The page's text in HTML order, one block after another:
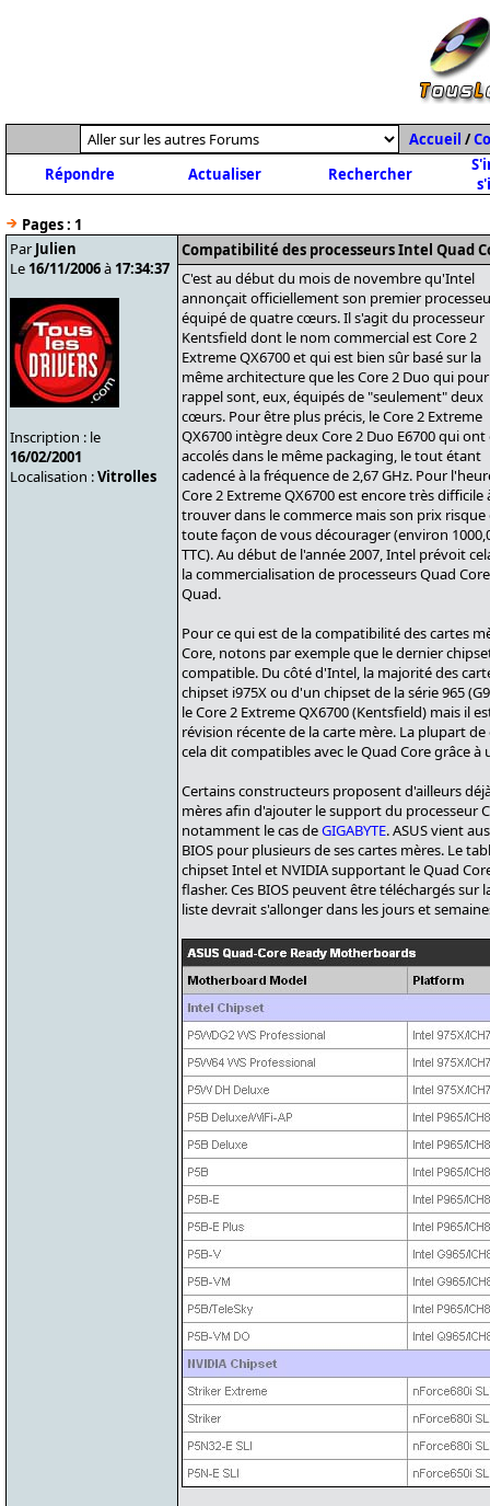
Accueil /
Répondre
Actualiser Rechercher
Pages : 1
Par Julien
Le 16/11/2006à 17:34:37
Inscription : le
16/02/2001
Localisation :Vitrolles
Compatibilité des processeurs Intel Quad
C'est au début du mois de novembre qu'Intel
annonçait officiellement son premier
équipé de quatre cœurs. Il s'agit du processeur
Kentsfield dont le nom commercial est Core 2
Extreme QX6700 et qui est bien sûr basé sur la
même architecture que les Core 2 Duo qui pour
rappel sont, eux, équipés de "seulement" deux
cœurs. Pour être plus précis, le Core 2 Extreme
QX6700 intègre deux Core 2 Duo E6700 qui ont
accolés dans le même packaging, le tout étant
cadencé à la fréquence de 2,67 GHz. Pour
Core 2 Extreme QX6700 est encore très difficile
trouver dans le commerce mais son prix risque
toute façon de vous décourager (environ
TTC). Au début de l'année 2007, Intel prévoit
la commercialisation de processeurs Quad
Quad.
Pour ce qui est de la compatibilité des cartes
Core, notons par exemple que le dernier
compatible. Du côté d'Intel, la majorité des
chipset i975X ou d'un chipset de la série 965
le Core 2 Extreme QX6700 (Kentsfield) mais il
révision récente de la carte mère. La plupart
cela dit compatibles avec le Quad Core grâce à
Certains constructeurs proposent d'ailleurs
mères afin d'ajouter le support du processeur
notamment le cas deGIGABYTE. ASUS vient
BIOS pour plusieurs de ses cartes mères. Le
chipset Intel et NVIDIA supportant le Quad
flasher. Ces BIOS peuvent être téléchargés
liste devrait s'allonger dans les jours et